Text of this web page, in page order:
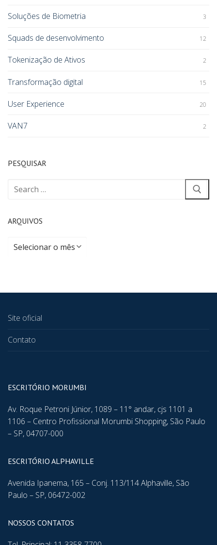
Soluções de Biometria 3
Squads de desenvolvimento 12
Tokenização de Ativos 2
Transformação digital 15
User Experience 20
VAN7 2
PESQUISAR
ARQUIVOS
Site oficial
Contato
ESCRITÓRIO MORUMBI
Av. Roque Petroni Júnior, 1089 – 11° andar, cjs 1101 a
1106 – Centro Profissional Morumbi Shopping, São Paulo
– SP, 04707-000
ESCRITÓRIO ALPHAVILLE
Avenida Ipanema, 165 – Conj. 113/114 Alphaville, São
Paulo – SP, 06472-002
NOSSOS CONTATOS